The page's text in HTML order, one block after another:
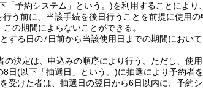
「予約システム」という。)を利用することにより、
行う前に、当該手続を後日行うことを前提に使用
の期間によらないことができる。
する日の7日前から当該使用日までの期間におい
決定は、申込みの順序により行う。 ただし、使
8日(以下「抽選日」という。)に抽選により予約者
受けた者は、抽選日の翌日から6日以内に、予約